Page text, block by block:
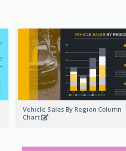
Vehicle Sales By Region Column
Chart